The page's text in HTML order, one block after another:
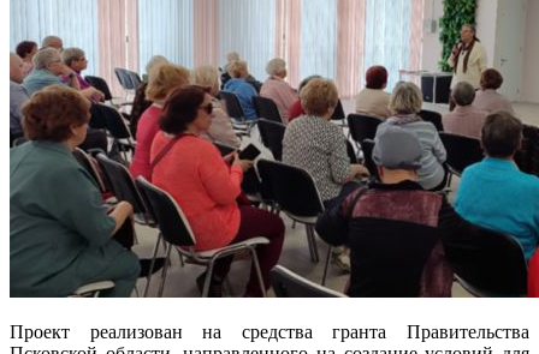
Проект реализован на средства гранта Правительства